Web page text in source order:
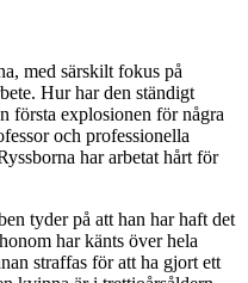
med särskilt fokus på
Hur har den ständigt
första explosionen för några
och professionella
har arbetat hårt för
tyder på att han har haft det
har känts över hela
straffas för att ha gjort ett